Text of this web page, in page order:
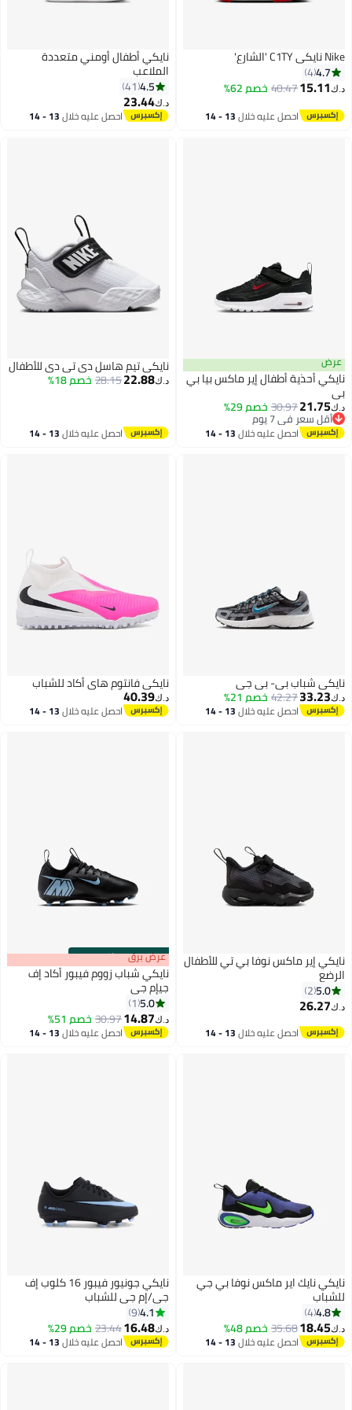
Nike نايكي C1TY 'الشارع'
4.7
4
د.ك‏15.11
40.47خصم 62%
احصل عليه خلال 13 - 14
4
نايكي أطفال أومني متعددة
الملاعب
4.5
41
د.ك‏23.44
احصل عليه خلال 13 - 14
4
عرض
نايكي أحذية أطفال إير ماكس بيا بي
بي
د.ك‏21.75
30.97خصم 29%
أقل سعر في 7 يوم
أقل سعر في 7 يوماحصل عليه خلال 13 - 14
نايكي تيم هاسل دي تي دي للأطفال
د.ك‏22.88
28.15خصم 18%
احصل عليه خلال 13 - 14
نايكي شباب بي- بي جي
د.ك‏33.23
42.27خصم 21%
احصل عليه خلال 13 - 14
نايكي فانتوم هاي أكاد للشباب
د.ك‏40.39
احصل عليه خلال 13 - 14
6
نايكي إير ماكس نوفا بي تي للأطفال
الرضع
5.0
2
د.ك‏26.27
احصل عليه خلال 13 - 14
00m:00s
·باقي 100% عرض برق
نايكي شباب زووم فيبور أكاد إف
جيإم جي
5.0
1
د.ك‏14.87
30.97خصم 51%
احصل عليه خلال 13 - 14
نايكي نايك اير ماكس نوفا بي جي
للشباب
4.8
4
د.ك‏18.45
35.68خصم 48%
احصل عليه خلال 13 - 14
نايكي جونيور فيبور 16 كلوب إف
جي/إم جي للشباب
4.1
9
د.ك‏16.48
23.44خصم 29%
احصل عليه خلال 13 - 14